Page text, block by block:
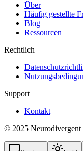
Über
Häufig gestellte
Blog
Ressourcen
Rechtlich
Support
Kontakt
© 2025 Neurodivergent